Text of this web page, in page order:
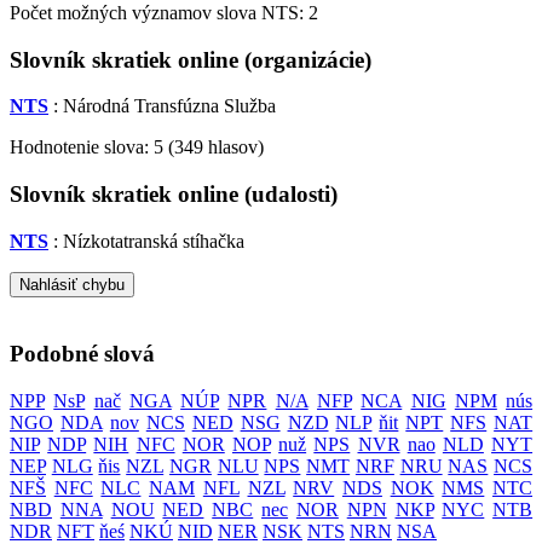
Počet možných významov slova NTS: 2
Slovník skratiek online (organizácie)
NTS : Národná Transfúzna Služba
Hodnotenie slova: 5 (349 hlasov)
Slovník skratiek online (udalosti)
NTS : Nízkotatranská stíhačka
Nahlásiť chybu
Podobné slová
NPP NsP nač NGA NÚP NPR N/A NFP NCA NIG NPM nús
NGO NDA nov NCS NED NSG NZD NLP ňit NPT NFS NAT
NIP NDP NIH NFC NOR NOP nuž NPS NVR nao NLD NYT
NEP NLG ňis NZL NGR NLU NPS NMT NRF NRU NAS NCS
NFŠ NFC NLC NAM NFL NZL NRV NDS NOK NMS NTC
NBD NNA NOU NED NBC nec NOR NPN NKP NYC NTB
NDR NFT ňeś NKÚ NID NER NSK NTS NRN NSA